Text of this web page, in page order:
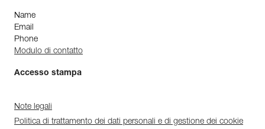
Name
Email
Phone
Modulo di contatto
Accesso stampa
Note legali
Politica di trattamento dei dati personali e di gestione dei cookie